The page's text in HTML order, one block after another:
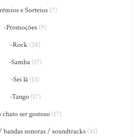
e Sorteios(7)
-Promoções (9)
-Rock(28)
-Samba(17)
-Sei lá (13)
-Tango(17)
chato ser gostoso (17)
bandas sonoras / soundtracks(41)